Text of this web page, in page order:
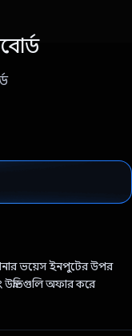
ভয়েস ইনপুটের উপর
অফার করে